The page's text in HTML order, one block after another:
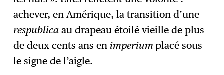
achever, en Amérique, la transition d’une
respublica au drapeau étoilé vieille de plus
de deux cents ans en imperiumplacé sous
le signe de l’aigle.